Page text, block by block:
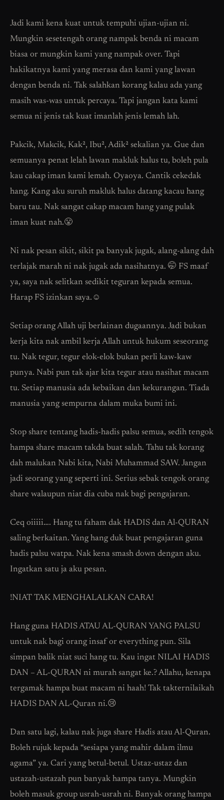
Jadi kami kena kuat untuk tempuhi ujian-ujian ni.
Mungkin sesetengah orang nampak benda ni macam
biasa or mungkin kami yang nampak over. Tapi
hakikatnya kami yang merasa dan kami yang lawan
dengan benda ni. Tak salahkan korang kalau ada yang
masih was-was untuk percaya. Tapi jangan kata kami
semua ni jenis tak kuat imanlah jenis lemah lah.
Pakcik, Makcik, Kak², Ibu², Adik² sekalian ya. Gue dan
semuanya penat lelah lawan makluk halus tu, boleh pula
kau cakap iman kami lemah. Oyaoya. Cantik cekedak
hang. Kang aku suruh makluk halus datang kacau hang
baru tau. Nak sangat cakap macam hang yang pulak
iman kuat nah.😤
Ni nak pesan sikit, sikit pa banyak jugak, alang-alang dah
terlajak marah ni nak jugak ada nasihatnya. 🤭 FS maaf
ya, saya nak selitkan sedikit teguran kepada semua.
Harap FS izinkan saya.☺️
Setiap orang Allah uji berlainan dugaannya. Jadi bukan
kerja kita nak ambil kerja Allah untuk hukum seseorang
tu. Nak tegur, tegur elok-elok bukan perli kaw-kaw
punya. Nabi pun tak ajar kita tegur atau nasihat macam
tu. Setiap manusia ada kebaikan dan kekurangan. Tiada
manusia yang sempurna dalam muka bumi ini.
Stop share tentang hadis-hadis palsu semua, sedih tengok
hampa share macam takda buat salah. Tahu tak korang
dah malukan Nabi kita, Nabi Muhammad SAW. Jangan
jadi seorang yang seperti ini. Serius sebak tengok orang
share walaupun niat dia cuba nak bagi pengajaran.
Ceq oiiiii…. Hang tu faham dak HADIS dan Al-QURAN
saling berkaitan. Yang hang duk buat pengajaran guna
hadis palsu watpa. Nak kena smash down dengan aku.
Ingatkan satu ja aku pesan.
!NIAT TAK MENGHALALKAN CARA!
Hang guna HADIS ATAU AL-QURAN YANG PALSU
untuk nak bagi orang insaf or everything pun. Sila
simpan balik niat suci hang tu. Kau ingat NILAI HADIS
DAN – AL-QURAN ni murah sangat ke.? Allahu, kenapa
tergamak hampa buat macam ni haah! Tak takternilaikah
HADIS DAN AL-Quran ni.😢
Dan satu lagi, kalau nak juga share Hadis atau Al-Quran.
Boleh rujuk kepada “sesiapa yang mahir dalam ilmu
agama” ya. Cari yang betul-betul. Ustaz-ustaz dan
ustazah-ustazah pun banyak hampa tanya. Mungkin
boleh masuk group usrah-usrah ni. Banyak orang hampa